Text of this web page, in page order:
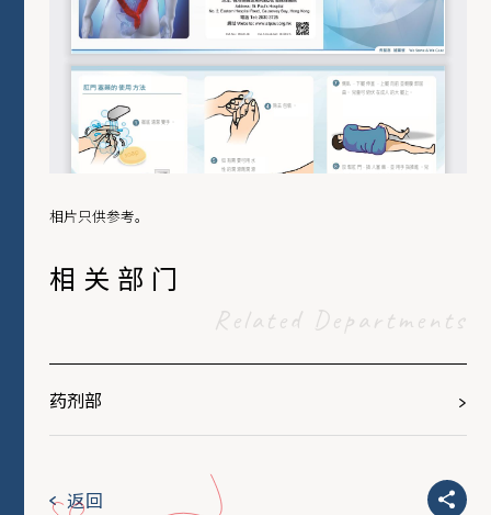
相片只供参考。
相关部门
Related Departments
药剂部
返回